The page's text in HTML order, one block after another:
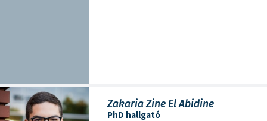
Zakaria Zine El Abidine
PhD hallgató